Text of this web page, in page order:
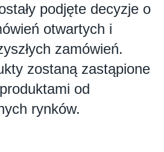
podjęte decyzje o
otwartych i
zamówień.
zostaną zastąpione
od
rynków.